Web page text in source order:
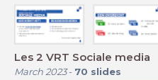
Les 2 VRT Sociale media
March 2023- 70 slides